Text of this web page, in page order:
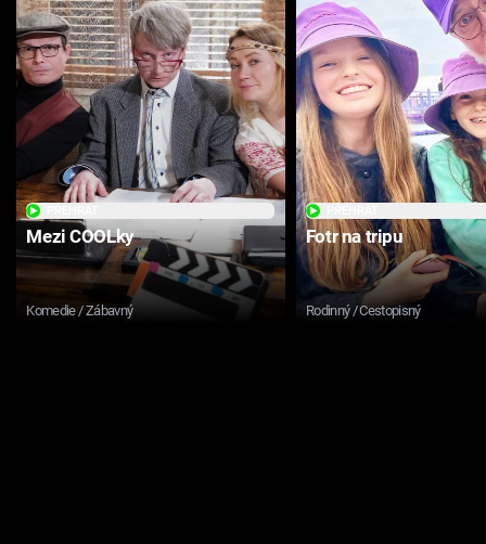
Mezi COOLky
Komedie / Zábavný
Fotr na tripu
Rodinný / Cestopisný